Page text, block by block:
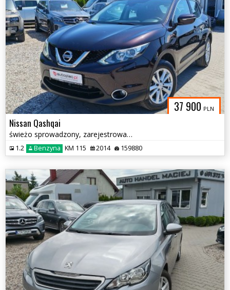
37 900 PLN
Nissan Qashqai
świeżo sprowadzony, zarejestrowany
1.2 Benzyna KM 115 2014 159880